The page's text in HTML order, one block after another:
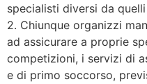
specialisti diversi da
2. Chiunque organizzi
ad assicurare a proprie
competizioni, i servizi di
e di primo soccorso,